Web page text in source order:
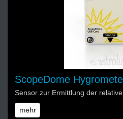
ScopeDome
Sensor zur Ermittlung der
mehr